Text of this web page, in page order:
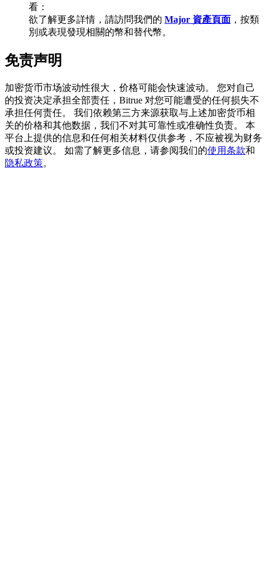
充值CASHCAT & 赢取
瓜分 500000 CASHCAT 獎池
BitMart 用戶遷移專享
註冊&交易贏 500,000 USDT
看：
欲了解更多詳情，請訪問我們的 Major 資產頁面 ，按類
別或表現發現相關的幣和替代幣。
免责声明
加密货币市场波动性很大，价格可能会快速波动。 您对自己
的投资决定承担全部责任，Bitrue 对您可能遭受的任何损失不
承担任何责任。 我们依赖第三方来源获取与上述加密货币相
关的价格和其他数据，我们不对其可靠性或准确性负责。 本
平台上提供的信息和任何相关材料仅供参考，不应被视为财务
或投资建议。 如需了解更多信息，请参阅我们的使用条款和
隐私政策。